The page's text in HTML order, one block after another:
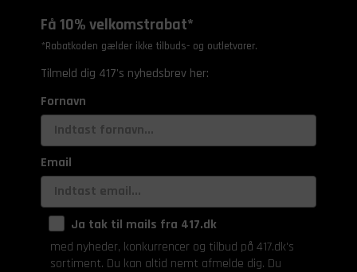
Få 10% velkomstrabat*
*Rabatkoden gælder ikke tilbuds- og outletvarer.
Tilmeld dig 417's nyhedsbrev her:
Fornavn
Email
Ja tak til mails fra 417.dk
med nyheder, konkurrencer og tilbud på 417.dk's
sortiment. Du kan altid nemt afmelde dig. Du